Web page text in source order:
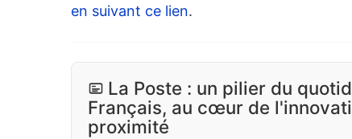
en suivant ce lien.
La Poste : un pilier du
Français, au cœur de
proximité